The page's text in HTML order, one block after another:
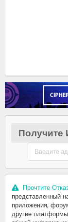
Прочтите
представленный
приложения,
другие